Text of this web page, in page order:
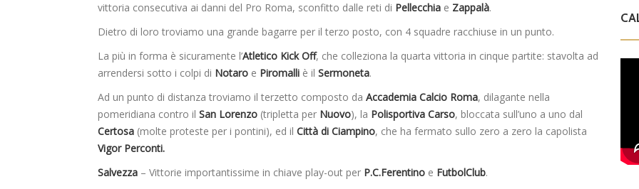
vittoria consecutiva ai danni del Pro Roma, sconfitto dalle reti di Pellecchia e Zappalà.
Dietro di loro troviamo una grande bagarre per il terzo posto, con 4 squadre racchiuse in un punto.
La più in forma è sicuramente l’Atletico Kick Off, che colleziona la quarta vittoria in cinque partite: stavolta ad
arrendersi sotto i colpi di Notaro e Piromalli è il Sermoneta.
Ad un punto di distanza troviamo il terzetto composto da Accademia Calcio Roma, dilagante nella
pomeridiana contro il San Lorenzo (tripletta per Nuovo), la Polisportiva Carso, bloccata sull’uno a uno dal
Certosa (molte proteste per i pontini), ed il Città di Ciampino, che ha fermato sullo zero a zero la capolista
Vigor Perconti.
Salvezza – Vittorie importantissime in chiave play-out per P.C.Ferentino e FutbolClub.